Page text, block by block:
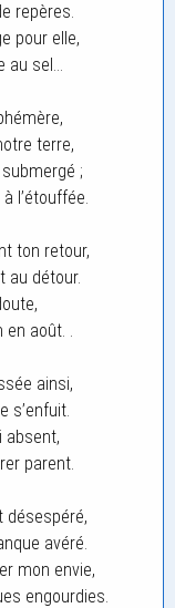
repères.
pour elle,
au sel…
terre,
;
l’étouffée.
ton retour,
au détour.
en août. .
ainsi,
s’enfuit.
absent,
parent.
désespéré,
avéré.
mon envie,
engourdies.